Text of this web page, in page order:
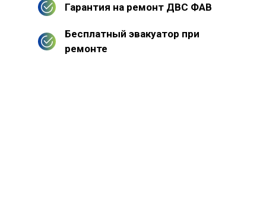
Гарантия на ремонт ДВС ФАВ
Бесплатный эвакуатор при
ремонте